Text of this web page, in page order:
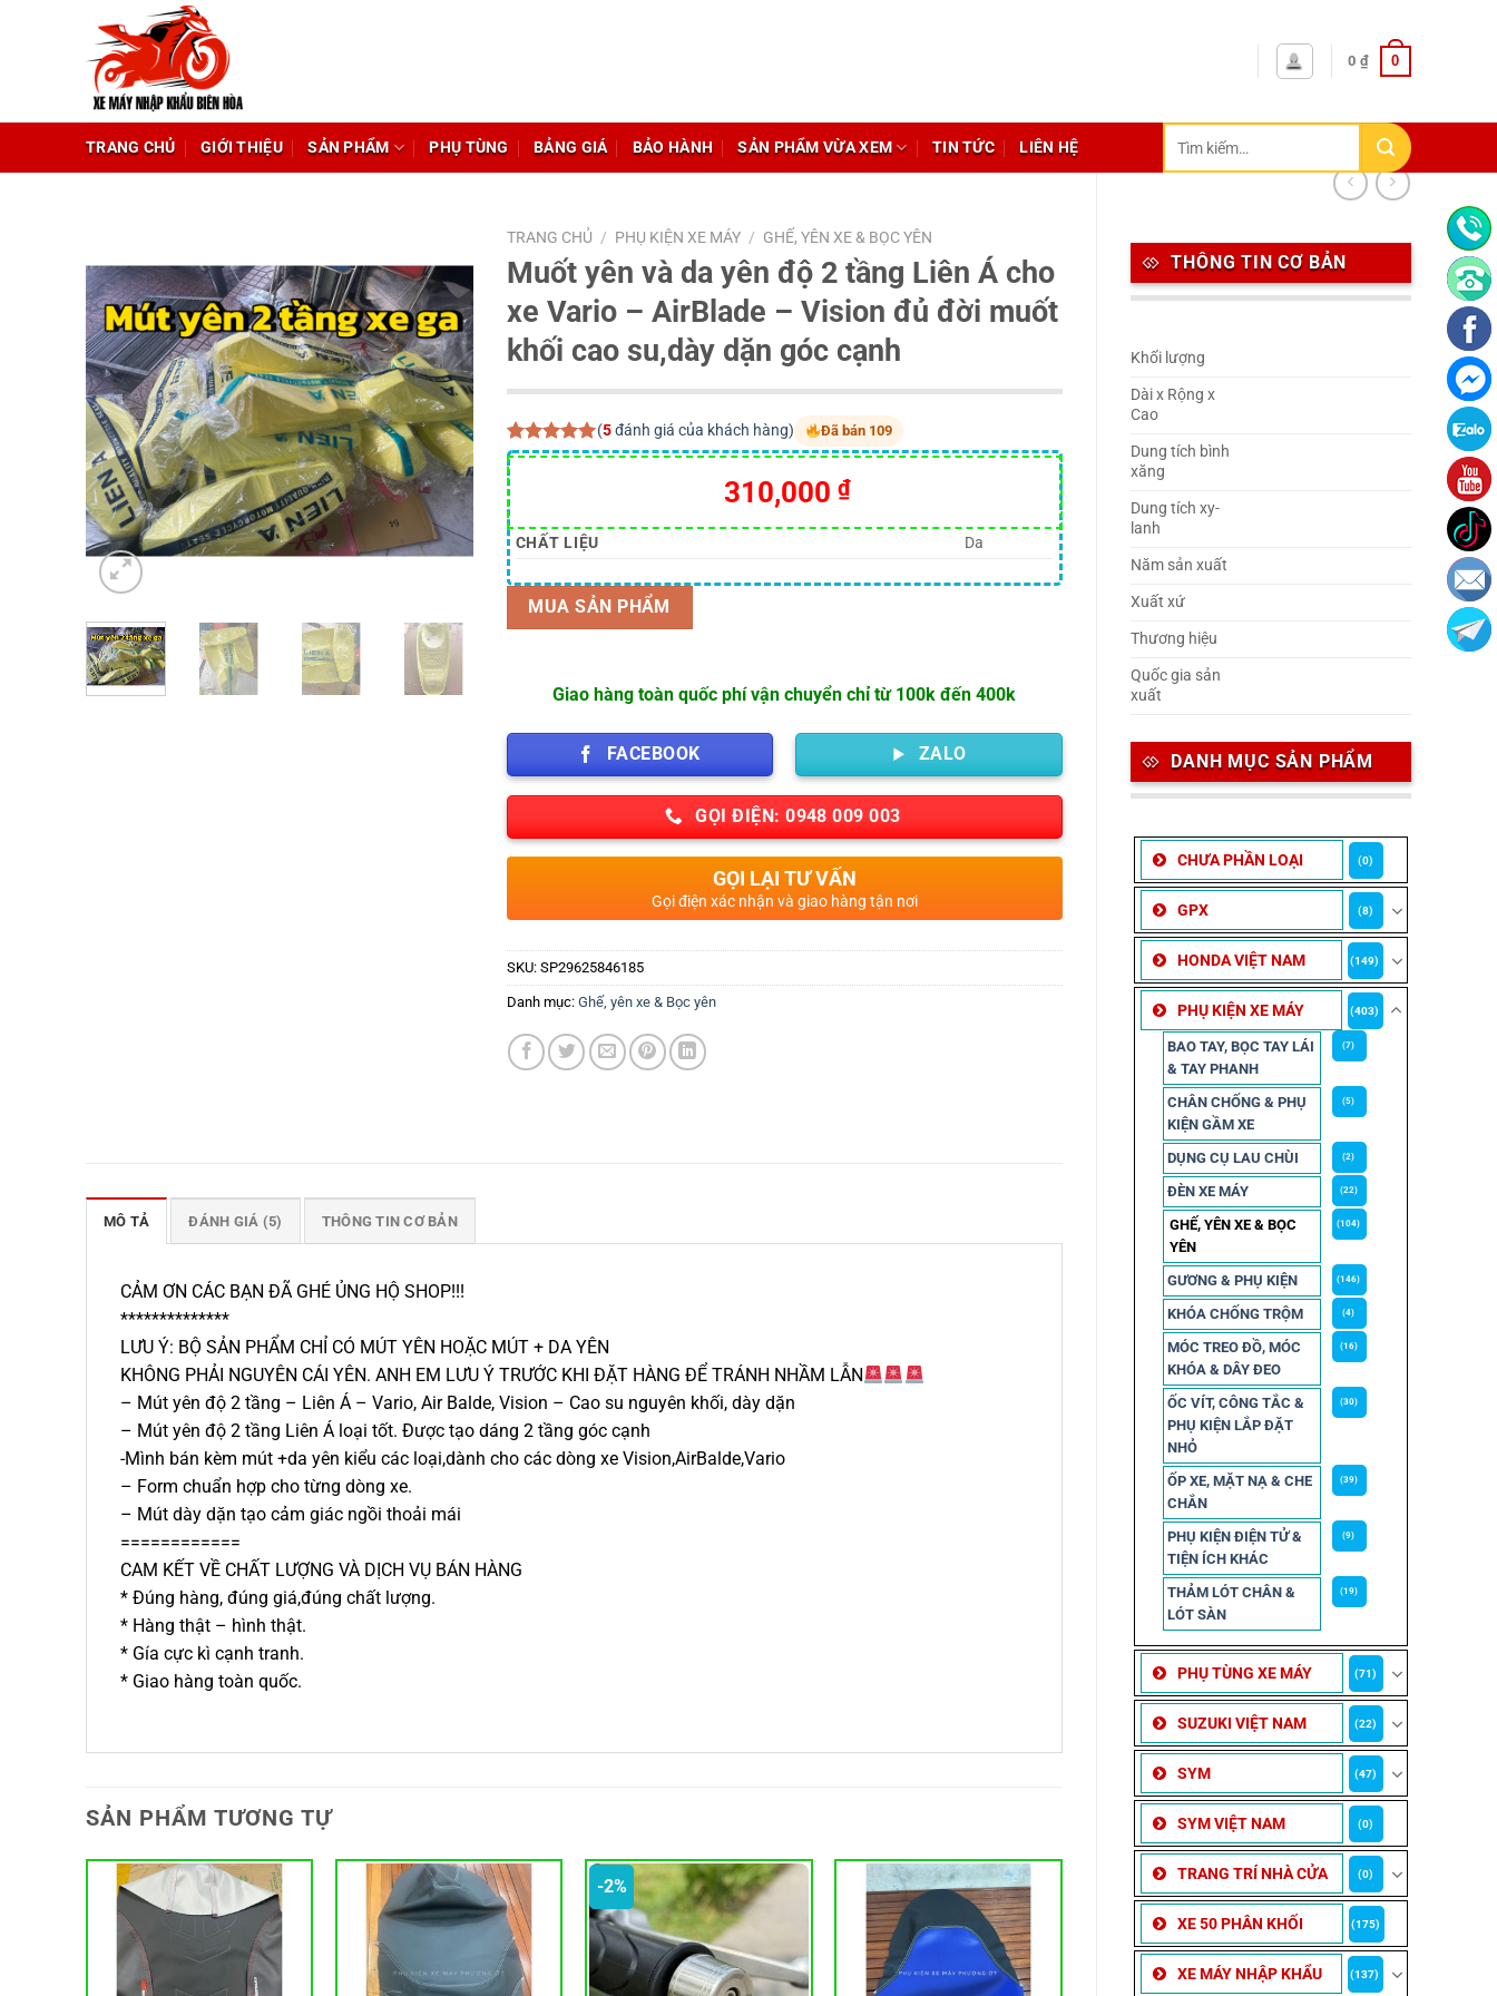
0 ₫ 0
TRANG CHỦ GIỚI THIỆU SẢN PHẨM PHỤ TÙNG BẢNG GIÁ BẢO HÀNH SẢN PHẨM VỪA XEM TIN TỨC LIÊN HỆ
kiếm:
THÔNG TIN CƠ BẢN
Khối lượng
Dài x Rộng x
Cao
Dung tích bình
xăng
Dung tích xy-
lanh
Năm sản xuất
Xuất xứ
Thương hiệu
Quốc gia sản
xuất
DANH MỤC SẢN PHẨM
CHƯA PHẦN LOẠI (0)
GPX (8)
HONDA VIỆT NAM (149)
PHỤ KIỆN XE MÁY (403)
BAO TAY, BỌC TAY LÁI
& TAY PHANH
(7)
CHÂN CHỐNG & PHỤ
KIỆN GẦM XE
(5)
DỤNG CỤ LAU CHÙI (2)
ĐÈN XE MÁY (22)
GHẾ, YÊN XE & BỌC
YÊN
(104)
GƯƠNG & PHỤ KIỆN (146)
KHÓA CHỐNG TRỘM (4)
MÓC TREO ĐỒ, MÓC
KHÓA & DÂY ĐEO
(16)
ỐC VÍT, CÔNG TẮC &
PHỤ KIỆN LẮP ĐẶT
NHỎ
(30)
ỐP XE, MẶT NẠ & CHE
CHẮN
(39)
PHỤ KIỆN ĐIỆN TỬ &
TIỆN ÍCH KHÁC
(9)
THẢM LÓT CHÂN &
LÓT SÀN
(19)
PHỤ TÙNG XE MÁY (71)
SUZUKI VIỆT NAM (22)
SYM (47)
SYM VIỆT NAM (0)
TRANG TRÍ NHÀ CỬA (0)
XE 50 PHÂN KHỐI (175)
XE MÁY NHẬP KHẨU (137)
TRANG CHỦ / PHỤ KIỆN XE MÁY / GHẾ, YÊN XE & BỌC YÊN
Muốt yên và da yên độ 2 tầng Liên Á cho
xe Vario – AirBlade – Vision đủ đời muốt
khối cao su,dày dặn góc cạnh
5.00trên 5
dựa trên
5
đánh giá
(5đánh giá của khách hàng) Đã bán 109
310,000 ₫
CHẤT LIỆU Da
MUA SẢN PHẨM
Giao hàng toàn quốc phí vận chuyển chỉ từ 100k đến 400k
FACEBOOK ZALO
GỌI ĐIỆN: 0948 009 003
GỌI LẠI TƯ VẤN
Gọi điện xác nhận và giao hàng tận nơi
SKU: SP29625846185
Danh mục: Ghế, yên xe & Bọc yên
MÔ TẢ ĐÁNH GIÁ (5) THÔNG TIN CƠ BẢN
CẢM ƠN CÁC BẠN ĐÃ GHÉ ỦNG HỘ SHOP!!!
**************
LƯU Ý: BỘ SẢN PHẨM CHỈ CÓ MÚT YÊN HOẶC MÚT + DA YÊN
KHÔNG PHẢI NGUYÊN CÁI YÊN. ANH EM LƯU Ý TRƯỚC KHI ĐẶT HÀNG ĐỂ TRÁNH NHẦM LẪN
– Mút yên độ 2 tầng – Liên Á – Vario, Air Balde, Vision – Cao su nguyên khối, dày dặn
– Mút yên độ 2 tầng Liên Á loại tốt. Được tạo dáng 2 tầng góc cạnh
-Mình bán kèm mút +da yên kiểu các loại,dành cho các dòng xe Vision,AirBalde,Vario
– Form chuẩn hợp cho từng dòng xe.
– Mút dày dặn tạo cảm giác ngồi thoải mái
============
CAM KẾT VỀ CHẤT LƯỢNG VÀ DỊCH VỤ BÁN HÀNG
* Đúng hàng, đúng giá,đúng chất lượng.
* Hàng thật – hình thật.
* Gía cực kì cạnh tranh.
* Giao hàng toàn quốc.
SẢN PHẨM TƯƠNG TỰ
-2%